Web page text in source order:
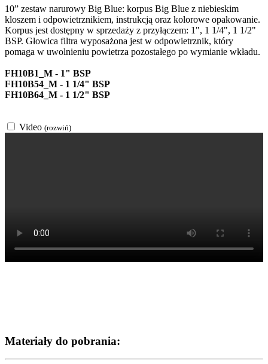
10” zestaw narurowy Big Blue: korpus Big Blue z niebieskim
kloszem i odpowietrznikiem, instrukcją oraz kolorowe opakowanie.
Korpus jest dostępny w sprzedaży z przyłączem: 1", 1 1/4", 1 1/2"
BSP. Głowica filtra wyposażona jest w odpowietrznik, który
pomaga w uwolnieniu powietrza pozostałego po wymianie wkładu.
FH10B1_M - 1" BSP
FH10B54_M - 1 1/4" BSP
FH10B64_M - 1 1/2" BSP
Video (rozwiń)
Materiały do pobrania: